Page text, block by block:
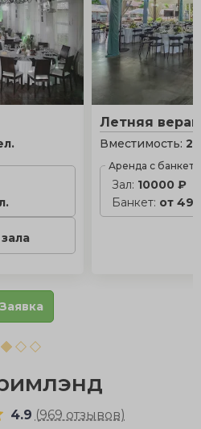
Летняя
Вместимость:
Аренда с
Зал: 10000 ₽
Банкет: от
Заявка
4.9 (969 отзывов)